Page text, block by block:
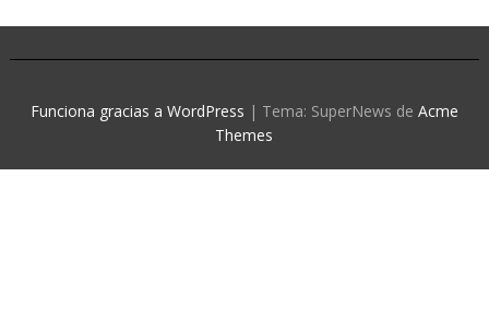
Funciona gracias a WordPress | Tema: SuperNews de Acme
Themes